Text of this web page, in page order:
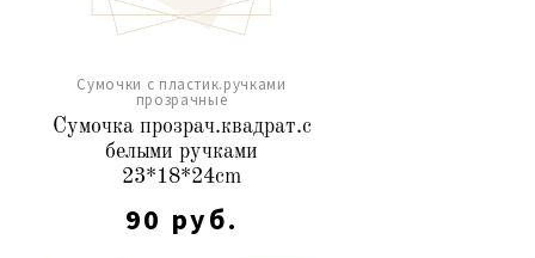
Сумочки с пластик.ручками
прозрачные
Сумочка прозрач.квадрат.с
белыми ручками
23*18*24cm
90 руб.